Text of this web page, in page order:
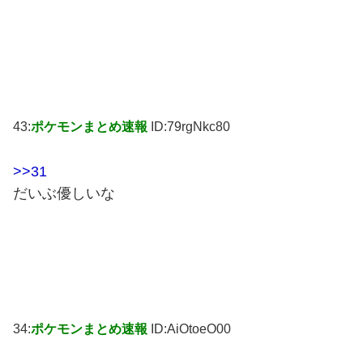
43:ポケモンまとめ速報 ID:79rgNkc80
>>31
だいぶ優しいな
34:ポケモンまとめ速報 ID:AiOtoeO00